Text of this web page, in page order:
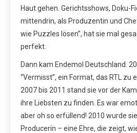
Haut gehen. Gerichtsshows, Doku-
mittendrin, als Produzentin und
wie Puzzles lösen”, hat sie mal
perfekt.
Dann kam Endemol Deutschland.
“Vermisst”, ein Format, das RTL zu
2007 bis 2011 stand sie vor der
ihre Liebsten zu finden. Es war
aber oh so erfüllend! 2010 wurde
Producerin – eine Ehre, die zeigt,